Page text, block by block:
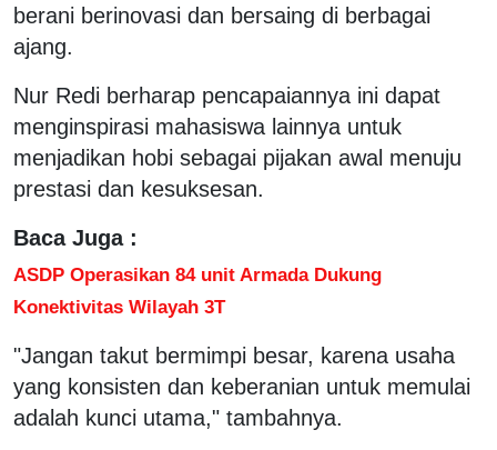
berani berinovasi dan bersaing di berbagai
ajang.
Nur Redi berharap pencapaiannya ini dapat
menginspirasi mahasiswa lainnya untuk
menjadikan hobi sebagai pijakan awal menuju
prestasi dan kesuksesan.
Baca Juga :
ASDP Operasikan 84 unit Armada Dukung
Konektivitas Wilayah 3T
"Jangan takut bermimpi besar, karena usaha
yang konsisten dan keberanian untuk memulai
adalah kunci utama," tambahnya.